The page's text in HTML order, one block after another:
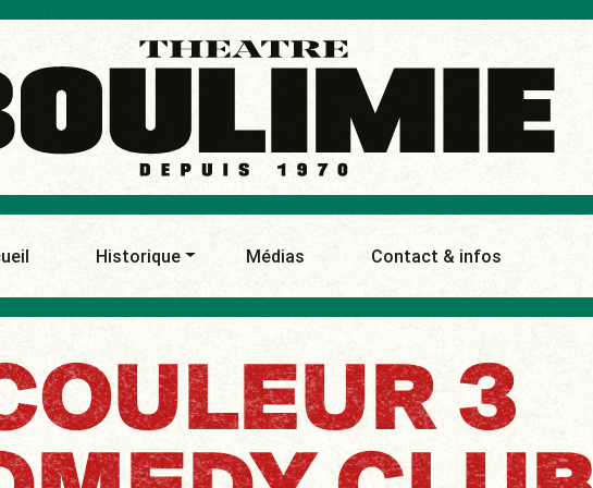
Historique Médias Contact & infos
3